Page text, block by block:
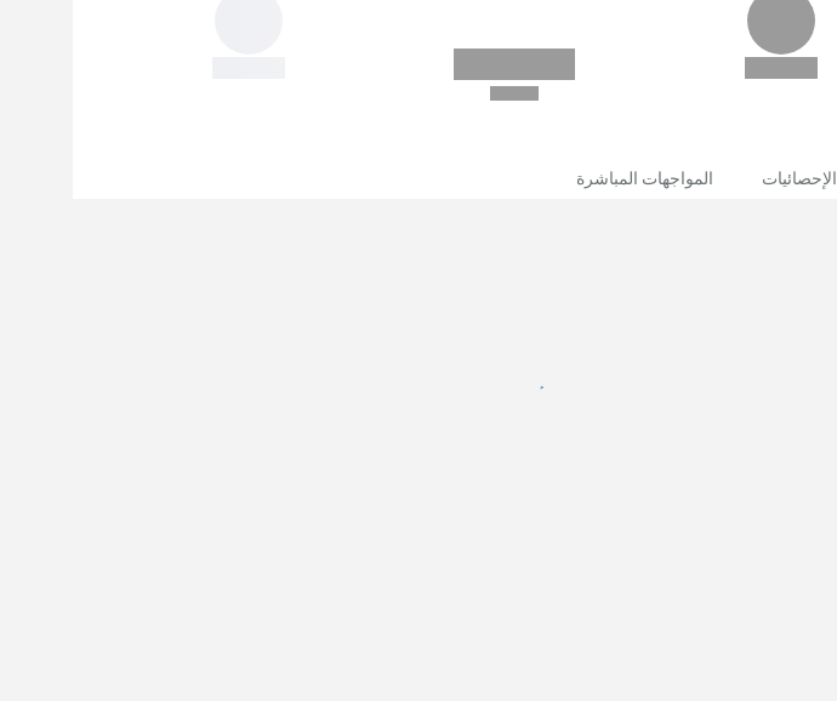
الإحصائيات المواجهات المباشرة